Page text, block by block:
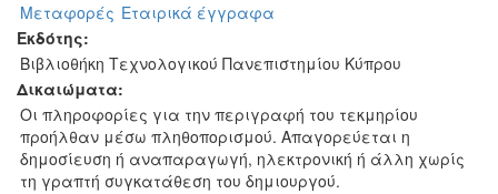
Μεταφορές Εταιρικά έγγραφα
Εκδότης:
Βιβλιοθήκη Τεχνολογικού Πανεπιστημίου Κύπρου
Δικαιώματα:
Οι πληροφορίες για την περιγραφή του τεκμηρίου
προήλθαν μέσω πληθοπορισμού. Απαγορεύεται η
δημοσίευση ή αναπαραγωγή, ηλεκτρονική ή άλλη χωρίς
τη γραπτή συγκατάθεση του δημιουργού.